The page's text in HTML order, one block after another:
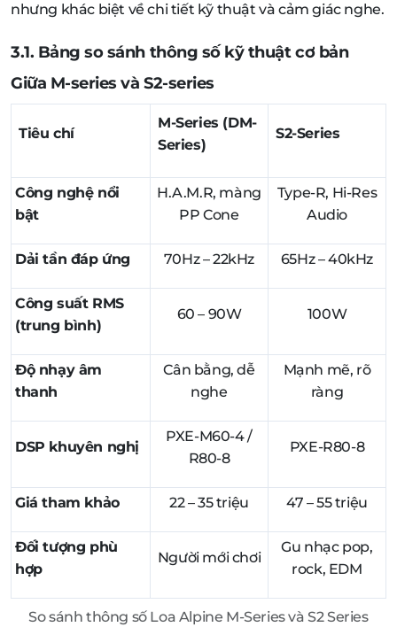
nhưng khác biệt về chi tiết kỹ thuật và cảm giác nghe.
3.1. Bảng so sánh thông số kỹ thuật cơ bản
Giữa M-series và S2-series
So sánh thông số Loa Alpine M-Series và S2 Series
Tiêu chí
M-Series (DM-
Series)
S2-Series
Công nghệ nổi
bật
H.A.M.R, màng
PP Cone
Type-R, Hi-Res
Audio
Dải tần đáp ứng 70Hz – 22kHz 65Hz – 40kHz
Công suất RMS
(trung bình)
60 – 90W 100W
Độ nhạy âm
thanh
Cân bằng, dễ
nghe
Mạnh mẽ, rõ
ràng
DSP khuyên nghị
PXE-M60-4 /
R80-8
PXE-R80-8
Giá tham khảo 22 – 35 triệu 47 – 55 triệu
Đối tượng phù
hợp
Người mới chơi
Gu nhạc pop,
rock, EDM